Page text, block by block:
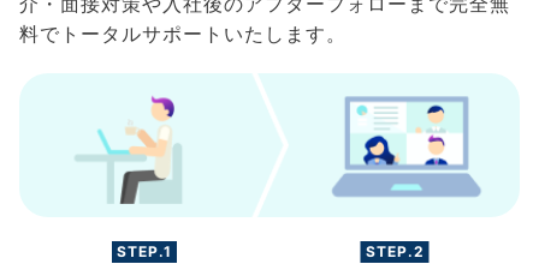
料でトータルサポートいたします。
STEP.1 STEP.2